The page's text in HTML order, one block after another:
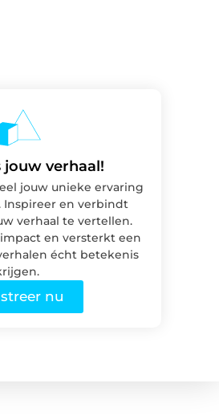
jouw verhaal!
jouw unieke ervaring
Inspireer en verbindt
verhaal te vertellen.
en versterkt een
écht betekenis
nu